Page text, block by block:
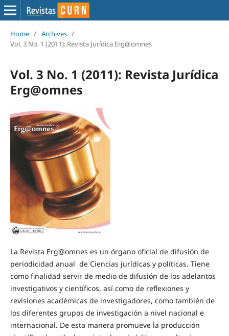
Home / Archives /
Vol. 3 No. 1 (2011): Revista Jurídica Erg@omnes
Vol. 3 No. 1 (2011): Revista Jurídica
Erg@omnes
La Revista Erg@omnes es un órgano oficial de difusión de
periodicidad anual de Ciencias jurídicas y políticas. Tiene
como finalidad servir de medio de difusión de los adelantos
investigativos y científicos, así como de reflexiones y
revisiones académicas de investigadores, como también de
los diferentes grupos de investigación a nivel nacional e
internacional. De esta manera promueve la producción